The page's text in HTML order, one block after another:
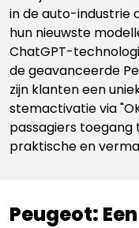
in de auto-industrie
hun nieuwste
ChatGPT-
de geavanceerde
zijn klanten een
stemactivatie via
passagiers
praktische en
Peugeot: